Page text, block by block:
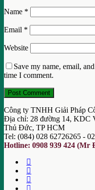
Name *
Email *
Website
Save my name, email,
time I comment.
Công ty TNHH Giải Pháp
Địa chỉ: 28 đường 14, KDC
Thủ Đức, TP HCM
Tel: (084) 028 62726265 -
Hotline: 0908 939 424 (Mr